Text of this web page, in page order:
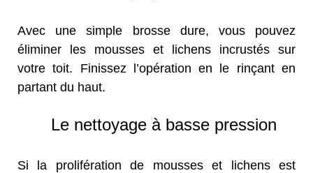
Avec une simple brosse dure, vous pouvez
éliminer les mousses et lichens incrustés sur
votre toit. Finissez l’opération en le rinçant en
partant du haut.
Le nettoyage à basse pression
Si la prolifération de mousses et lichens est